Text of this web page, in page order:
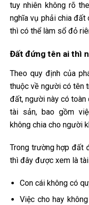
tuy nhiên không rõ
nghĩa vụ phải chia đất
thì có thể làm sổ đỏ
Đất đứng tên ai thì
Theo quy định của
thuộc về người có tên
đất, người này có toàn
tài sản, bao gồm
không chia cho người
Trong trường hợp đất
thì đây được xem là
Con cái không có
Việc cho hay